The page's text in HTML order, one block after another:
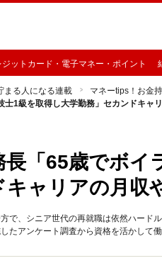
ジットカード・電子マネー・ポイント
まる人になる連載
マネーtips！お金
1級を取得し大学勤務」セカンドキャ
「65歳でボイ
ャリアの月収
で、シニア世代の再就職は依然ハード
たアンケート調査から資格を活かして